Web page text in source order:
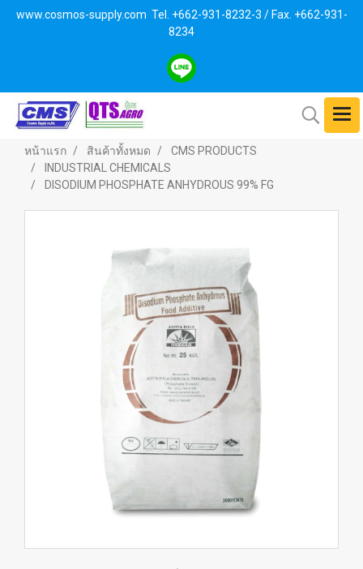
www.cosmos-supply.com Tel. +662-931-8232-3 / Fax. +662-931-
8234
หน้าแรก สินค้าทั้งหมด
CMS PRODUCTS
INDUSTRIAL CHEMICALS
DISODIUM PHOSPHATE ANHYDROUS 99% FG